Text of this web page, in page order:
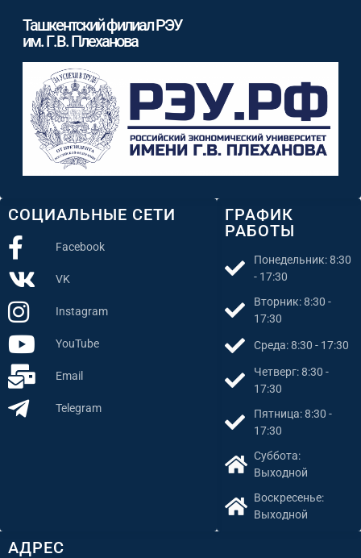
АДРЕС
ГРАФИК
РАБОТЫ
Понедельник: 8:30
- 17:30
Вторник: 8:30 -
17:30
Среда: 8:30 - 17:30
Четверг: 8:30 -
17:30
Пятница: 8:30 -
17:30
Суббота:
Выходной
Воскресенье:
Выходной
СОЦИАЛЬНЫЕ СЕТИ
Facebook
VK
Instagram
YouTube
Email
Telegram
Ташкентский филиал РЭУ
им. Г.В. Плеханова